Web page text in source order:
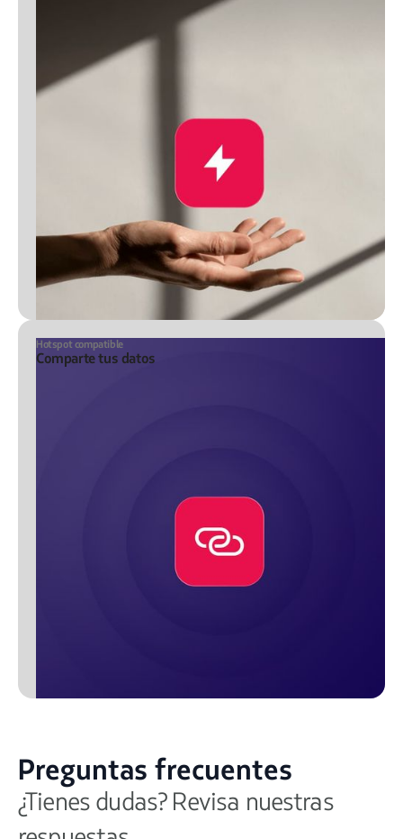
Hotspot compatible
Comparte tus datos
Preguntas frecuentes
¿Tienes dudas? Revisa nuestras